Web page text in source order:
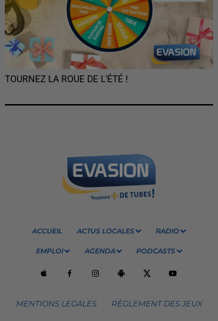
TOURNEZ LA ROUE DE L'ÉTÉ !
ACCUEIL ACTUS LOCALES RADIO
EMPLOI AGENDA PODCASTS
MENTIONS LEGALES RÈGLEMENT DES JEUX